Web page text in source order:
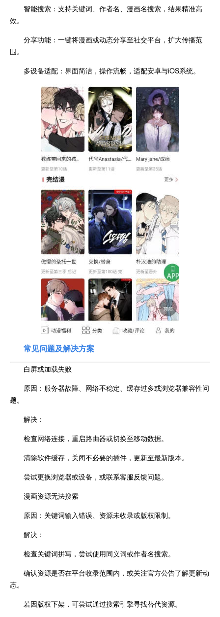
智能搜索：支持关键词、作者名、漫画名搜索，结果精准高
效。
分享功能：一键将漫画或动态分享至社交平台，扩大传播范
围。
多设备适配：界面简洁，操作流畅，适配安卓与iOS系统。
常见问题及解决方案
白屏或加载失败
原因：服务器故障、网络不稳定、缓存过多或浏览器兼容性问
题。
解决：
检查网络连接，重启路由器或切换至移动数据。
清除软件缓存，关闭不必要的插件，更新至最新版本。
尝试更换浏览器或设备，或联系客服反馈问题。
漫画资源无法搜索
原因：关键词输入错误、资源未收录或版权限制。
解决：
检查关键词拼写，尝试使用同义词或作者名搜索。
确认资源是否在平台收录范围内，或关注官方公告了解更新动
态。
若因版权下架，可尝试通过搜索引擎寻找替代资源。